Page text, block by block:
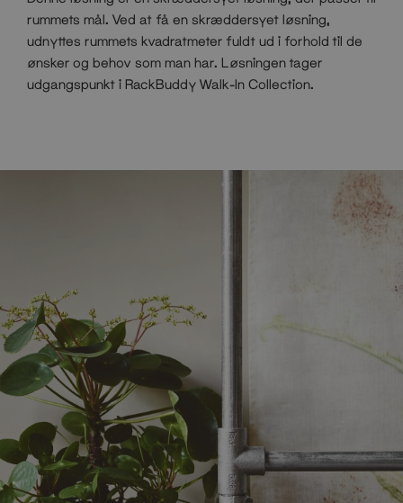
rummets mål. Ved at få en skræddersyet løsning,
udnyttes rummets kvadratmeter fuldt ud i forhold til de
ønsker og behov som man har. Løsningen tager
udgangspunkt i RackBuddy Walk-In Collection.